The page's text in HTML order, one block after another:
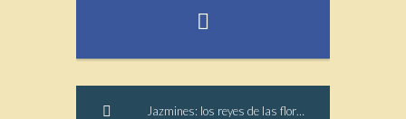
Jazmines: los reyes de las flores